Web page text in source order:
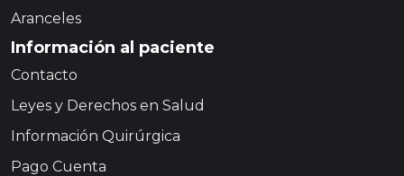
Aranceles
Información al paciente
Contacto
Leyes y Derechos en Salud
Información Quirúrgica
Pago Cuenta